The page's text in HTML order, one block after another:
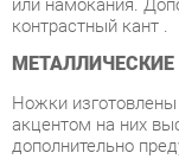
Ножки изготовлены
акцентом на них
дополнительно
которые
напольного покрытия.
Условия покупки